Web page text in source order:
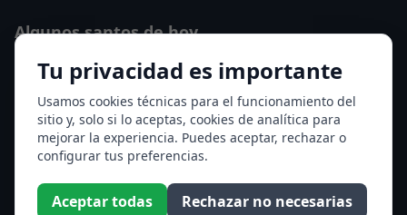
Tu privacidad es importante
Usamos cookies técnicas para el funcionamiento del
sitio y, solo si lo aceptas, cookies de analítica para
mejorar la experiencia. Puedes aceptar, rechazar o
configurar tus preferencias.
Aceptar todas
Rechazar no necesarias
Algunos santos de hoy
Santo Domingo de Guzmán
Ver todos los santos de hoy
Acceso a los Meses
Enero
Febrero